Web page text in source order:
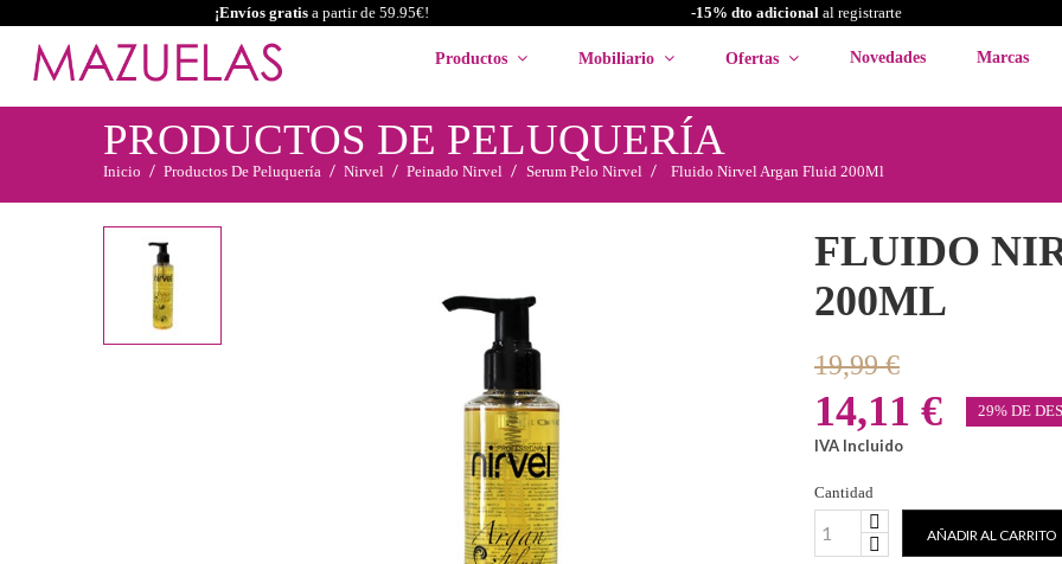
¡Envíos gratisa partir de 59.95€! -15% dto adicionalal registrarte
Productos Mobiliario Ofertas Novedades Marcas
PRODUCTOS DE PELUQUERÍA
Inicio Productos De Peluquería Nirvel Peinado Nirvel Serum Pelo Nirvel Fluido Nirvel Argan Fluid 200Ml
FLUIDO
200ML
19,99 €
14,11 € 29% DE
IVA Incluido
Cantidad
AÑADIR AL CARRITO